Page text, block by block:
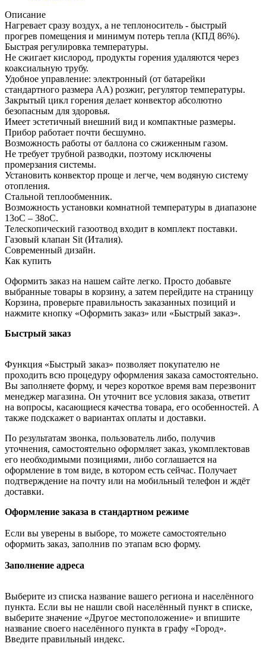
Описание
Нагревает сразу воздух, а не теплоноситель - быстрый
прогрев помещения и минимум потерь тепла (КПД 86%).
Быстрая регулировка температуры.
Не сжигает кислород, продукты горения удаляются через
коаксиальную трубу.
Удобное управление: электронный (от батарейки
стандартного размера АА) розжиг, регулятор температуры.
Закрытый цикл горения делает конвектор абсолютно
безопасным для здоровья.
Имеет эстетичный внешний вид и компактные размеры.
Прибор работает почти бесшумно.
Возможность работы от баллона со сжиженным газом.
Не требует трубной разводки, поэтому исключены
промерзания системы.
Установить конвектор проще и легче, чем водяную систему
отопления.
Стальной теплообменник.
Возможность установки комнатной температуры в диапазоне
13оC – 38оC.
Телескопический газоотвод входит в комплект поставки.
Газовый клапан Sit (Италия).
Современный дизайн.
Как купить
Оформить заказ на нашем сайте легко. Просто добавьте
выбранные товары в корзину, а затем перейдите на страницу
Корзина, проверьте правильность заказанных позиций и
нажмите кнопку «Оформить заказ» или «Быстрый заказ».
Быстрый заказ
Функция «Быстрый заказ» позволяет покупателю не
проходить всю процедуру оформления заказа самостоятельно.
Вы заполняете форму, и через короткое время вам перезвонит
менеджер магазина. Он уточнит все условия заказа, ответит
на вопросы, касающиеся качества товара, его особенностей. А
также подскажет о вариантах оплаты и доставки.
По результатам звонка, пользователь либо, получив
уточнения, самостоятельно оформляет заказ, укомплектовав
его необходимыми позициями, либо соглашается на
оформление в том виде, в котором есть сейчас. Получает
подтверждение на почту или на мобильный телефон и ждёт
доставки.
Оформление заказа в стандартном режиме
Если вы уверены в выборе, то можете самостоятельно
оформить заказ, заполнив по этапам всю форму.
Заполнение адреса
Выберите из списка название вашего региона и населённого
пункта. Если вы не нашли свой населённый пункт в списке,
выберите значение «Другое местоположение» и впишите
название своего населённого пункта в графу «Город».
Введите правильный индекс.